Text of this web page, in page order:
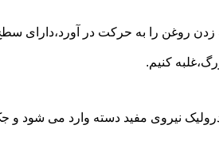
زدن روغن را به حرکت در آورد،دارای
کنیم.
نیروی مفید دسته وارد می شود و